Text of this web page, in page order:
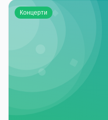
Концерти